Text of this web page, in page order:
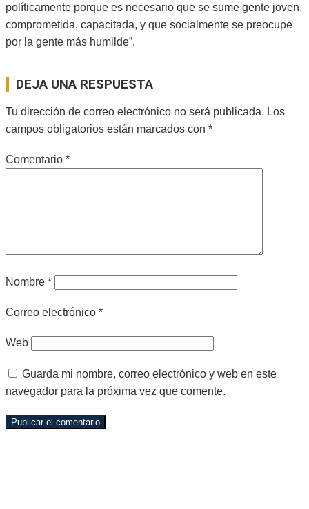
políticamente porque es necesario que se sume gente joven,
comprometida, capacitada, y que socialmente se preocupe
por la gente más humilde”.
10-
29
DEJA UNA RESPUESTA
Tu dirección de correo electrónico no será publicada. Los
campos obligatorios están marcados con *
Comentario *
Nombre *
Correo electrónico *
Web
Guarda mi nombre, correo electrónico y web en este
navegador para la próxima vez que comente.